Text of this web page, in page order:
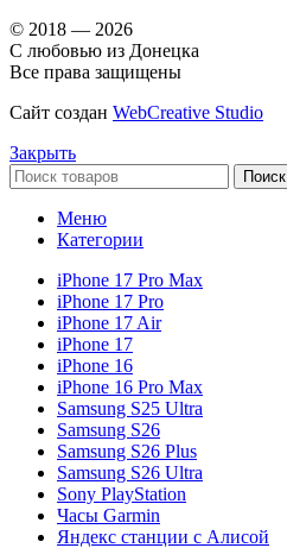
© 2018 — 2026
С любовью из Донецка
Все права защищены
Сайт создан WebCreative Studio
Закрыть
Поиск
Меню
Категории
iPhone 17 Pro Max
iPhone 17 Pro
iPhone 17 Air
iPhone 17
iPhone 16
iPhone 16 Pro Max
Samsung S25 Ultra
Samsung S26
Samsung S26 Plus
Samsung S26 Ultra
Sony PlayStation
Часы Garmin
Яндекс станции с Алисой